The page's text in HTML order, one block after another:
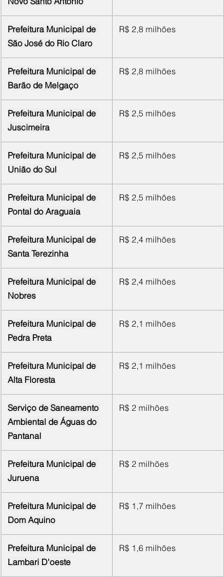
Prefeitura Municipal de
São José do Rio Claro
R$ 2,8 milhões
Prefeitura Municipal de
Barão de Melgaço
R$ 2,8 milhões
Prefeitura Municipal de
Juscimeira
R$ 2,5 milhões
Prefeitura Municipal de
União do Sul
R$ 2,5 milhões
Prefeitura Municipal de
Pontal do Araguaia
R$ 2,5 milhões
Prefeitura Municipal de
Santa Terezinha
R$ 2,4 milhões
Prefeitura Municipal de
Nobres
R$ 2,4 milhões
Prefeitura Municipal de
Pedra Preta
R$ 2,1 milhões
Prefeitura Municipal de
Alta Floresta
R$ 2,1 milhões
Serviço de Saneamento
Ambiental de Águas do
Pantanal
R$ 2 milhões
Prefeitura Municipal de
Juruena
R$ 2 milhões
Prefeitura Municipal de
Dom Aquino
R$ 1,7 milhões
Prefeitura Municipal de
Lambari D'oeste
R$ 1,6 milhões